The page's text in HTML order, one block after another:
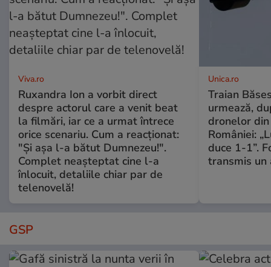
Viva.ro
Ruxandra Ion a vorbit direct
despre actorul care a venit beat
la filmări, iar ce a urmat întrece
orice scenariu. Cum a reacționat:
"Și așa l-a bătut Dumnezeu!".
Complet neașteptat cine l-a
înlocuit, detaliile chiar par de
telenovelă!
Unica.ro
Traian
urmează,
dronelor
României:
duce 1-1”.
transmis un
GSP